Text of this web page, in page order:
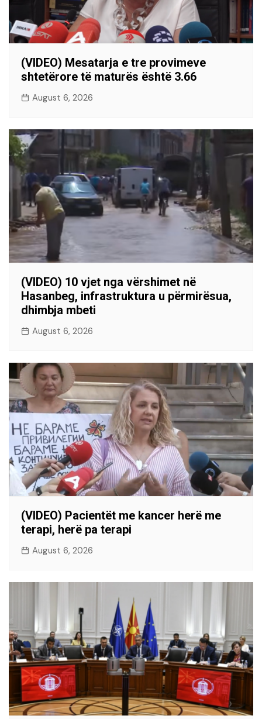
(VIDEO) Mesatarja e tre provimeve
shtetërore të maturës është 3.66
August 6, 2026
(VIDEO) 10 vjet nga vërshimet në
Hasanbeg, infrastruktura u përmirësua,
dhimbja mbeti
August 6, 2026
(VIDEO) Pacientët me kancer herë me
terapi, herë pa terapi
August 6, 2026